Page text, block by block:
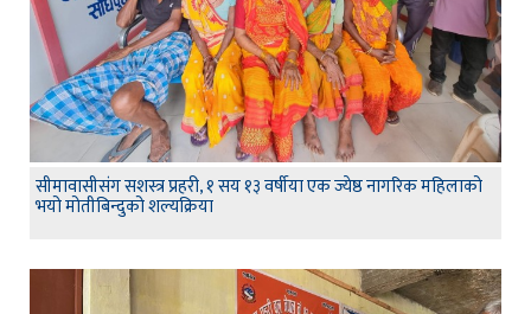
सीमावासीसंग सशस्त्र प्रहरी, १ सय १३ वर्षीया एक ज्येष्ठ नागरिक महिलाको
भयो मोतीबिन्दुको शल्यक्रिया